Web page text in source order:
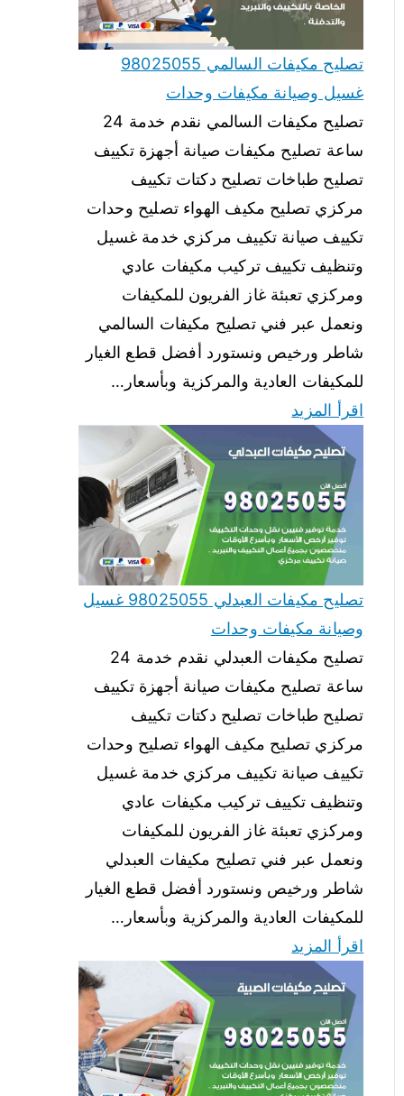
تصليح مكيفات السالمي 98025055
غسيل وصيانة مكيفات وحدات
تصليح مكيفات السالمي نقدم خدمة 24
ساعة تصليح مكيفات صيانة أجهزة تكييف
تصليح طباخات تصليح دكتات تكييف
مركزي تصليح مكيف الهواء تصليح وحدات
تكييف صيانة تكييف مركزي خدمة غسيل
وتنظيف تكييف تركيب مكيفات عادي
ومركزي تعبئة غاز الفريون للمكيفات
ونعمل عبر فني تصليح مكيفات السالمي
شاطر ورخيص ونستورد أفضل قطع الغيار
للمكيفات العادية والمركزية وبأسعار…
اقرأ المزيد
تصليح مكيفات العبدلي 98025055 غسيل
وصيانة مكيفات وحدات
تصليح مكيفات العبدلي نقدم خدمة 24
ساعة تصليح مكيفات صيانة أجهزة تكييف
تصليح طباخات تصليح دكتات تكييف
مركزي تصليح مكيف الهواء تصليح وحدات
تكييف صيانة تكييف مركزي خدمة غسيل
وتنظيف تكييف تركيب مكيفات عادي
ومركزي تعبئة غاز الفريون للمكيفات
ونعمل عبر فني تصليح مكيفات العبدلي
شاطر ورخيص ونستورد أفضل قطع الغيار
للمكيفات العادية والمركزية وبأسعار…
اقرأ المزيد